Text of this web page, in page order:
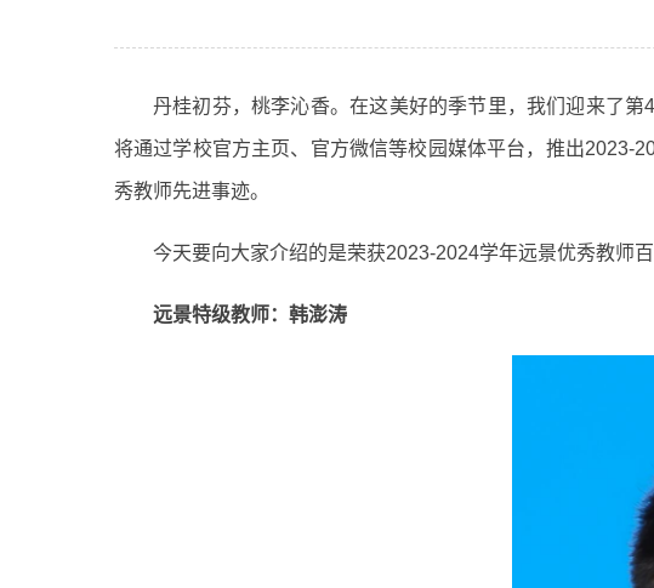
丹桂初芬，桃李沁香。在这美好的季节里，我们迎来了
将通过学校官方主页、官方微信等校园媒体平台，推出2023-
秀教师先进事迹。
今天要向大家介绍的是荣获2023-2024学年远景优秀教师百
远景特级教师：韩澎涛